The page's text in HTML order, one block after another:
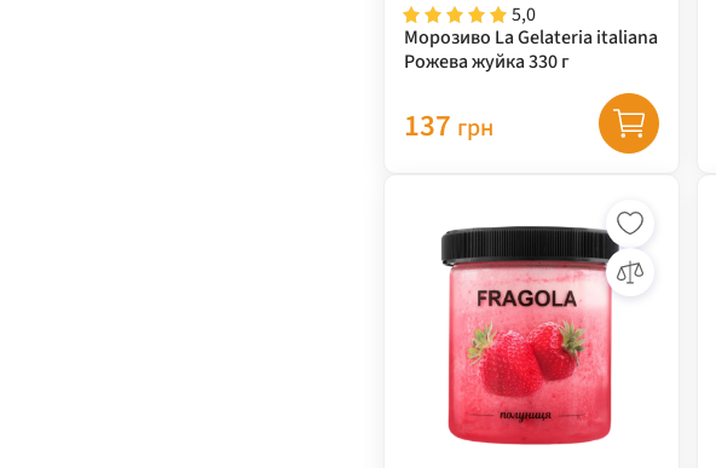
5,0
Морозиво La Gelateria italiana
Рожева жуйка 330 г
137 грн